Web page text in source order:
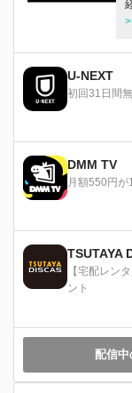
U-NEXT
初回31日間
DMM TV
月額550円が
TSUTAYA
【宅配レン
ント
配信中